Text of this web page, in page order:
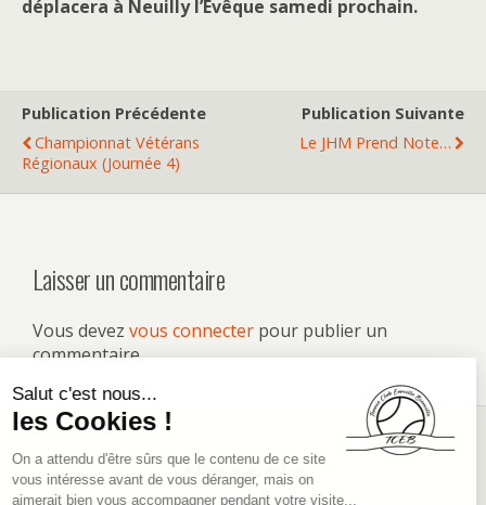
déplacera à Neuilly l’Evêque samedi prochain.
Publication Précédente
Championnat Vétérans
Régionaux (journée 4)
Publication Suivante
Le JHM Prend Note…
Laisser un commentaire
Vous devez vous connecter pour publier un
commentaire.
Retour au début